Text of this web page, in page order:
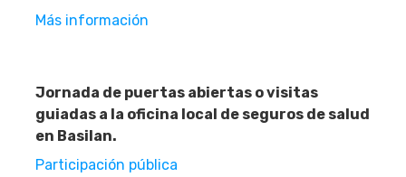
Más información
Jornada de puertas abiertas o visitas
guiadas a la oficina local de seguros de salud
en Basilan.
Participación pública